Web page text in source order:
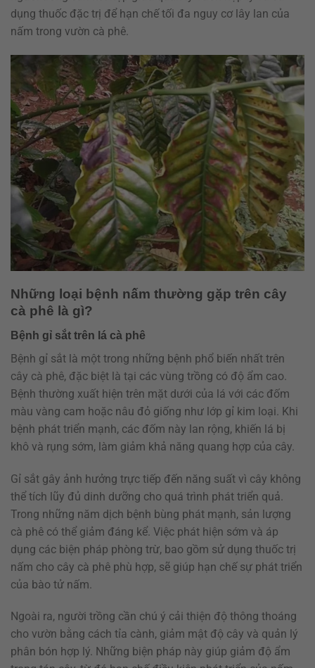
dụng thuốc đặc trị để hạn chế tối đa nguy cơ lây lan của
nấm trong vườn cà phê.
Những loại bệnh nấm thường gặp trên cây
cà phê là gì?
Bệnh gỉ sắt trên lá cà phê
Bệnh gỉ sắt là một trong những bệnh phổ biến nhất trên
cây cà phê, đặc biệt là tại các vùng trồng có độ ẩm cao.
Bệnh thường xuất hiện trên mặt dưới của lá với các đốm
màu vàng cam hoặc nâu đỏ giống như lớp gỉ kim loại. Khi
bệnh phát triển mạnh, các đốm này lan rộng, khiến lá bị
khô và rụng sớm, làm giảm khả năng quang hợp của cây.
Gỉ sắt gây ảnh hưởng trực tiếp đến năng suất vì cây không
thể tích lũy đủ dinh dưỡng cho quá trình phát triển quả.
Trong những năm dịch bệnh bùng phát mạnh, sản lượng
cà phê có thể giảm đáng kể. Việc phát hiện sớm và áp
dụng các biện pháp phòng trừ, bao gồm sử dụng thuốc trị
nấm cho cây cà phê phù hợp, sẽ giúp hạn chế sự phát triển
của bào tử nấm.
Ngoài ra, người trồng cần chú ý cải thiện độ thông thoáng
cho vườn bằng cách tỉa cành, giảm mật độ cây và quản lý
phân bón hợp lý. Những biện pháp này giúp giảm độ ẩm